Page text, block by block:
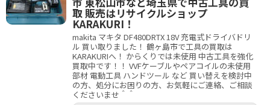
取 販売はリサイクルショップ
KARAKURI！
makita マキタ DF480DRTX 18V 充電式ドライバドリ
ル 買い取りました！ 鶴ヶ島市で工具の買取は
KARAKURIへ！ からくりでは未使用 中古工具を強化
買取中です！！ VVFケーブルやペアコイルの未使用
部材 電動工具 ハンドツール など 買い替えを検討中
の方、処分にお困りの方、お気軽にご連絡、ご相談
くださいませ＾＾